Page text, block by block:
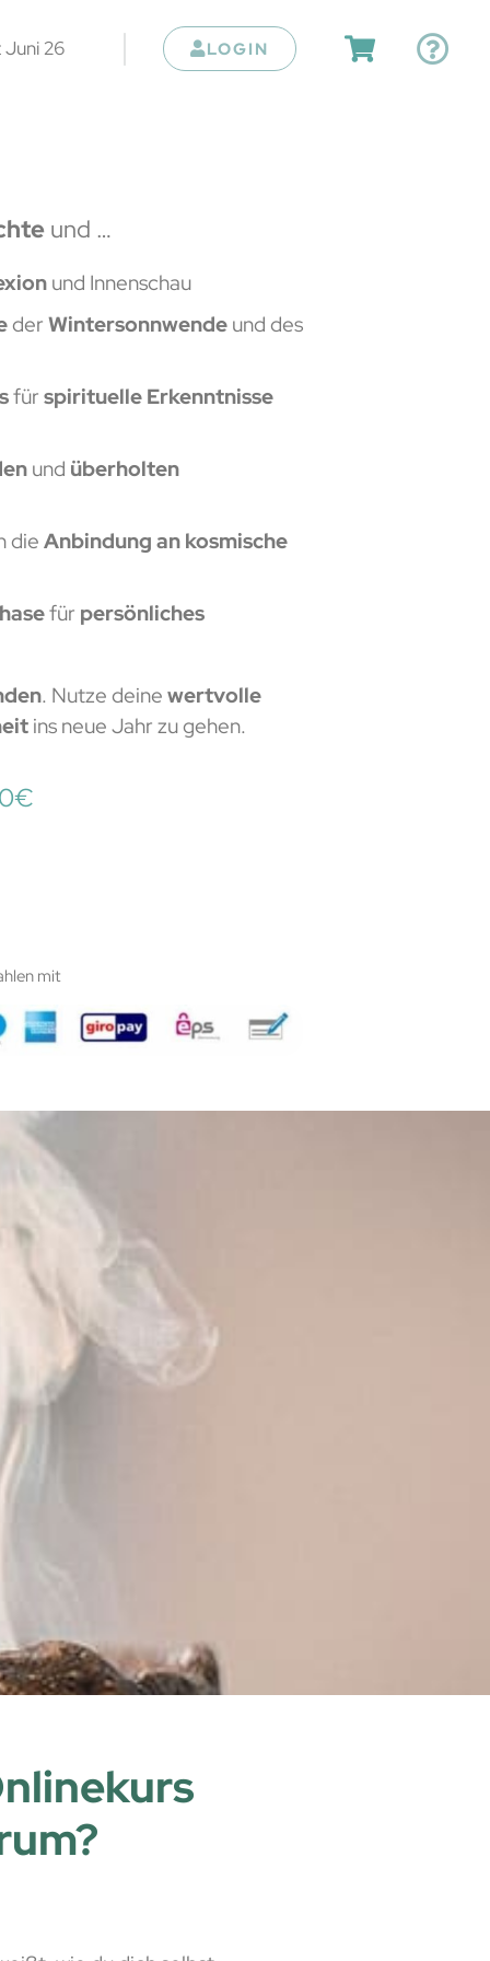
26 LOGIN
und …
und Innenschau
derWintersonnwendeund des
fürspirituelle Erkenntnisse
und überholten
dieAnbindung an kosmische
für persönliches
. Nutze deine wertvolle
ins neue Jahr zu gehen.
€
mit